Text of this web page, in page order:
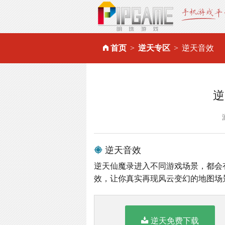
首页 逆天专区 逆天音效
逆天音效
逆天仙魔录进入不同游戏场景，都
效，让你真实再现风云变幻的地图场
逆天免费下载